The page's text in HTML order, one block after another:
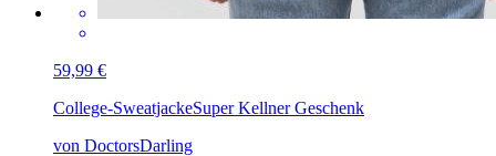
59,99 €
College-SweatjackeSuper Kellner Geschenk
von DoctorsDarling